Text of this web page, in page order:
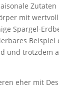
mit
Spargel-
Beispiel
und trotzdem
eher mit